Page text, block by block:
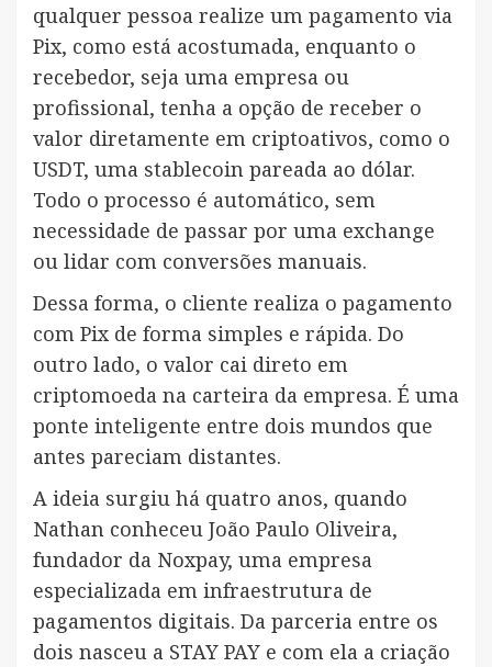
qualquer pessoa realize um pagamento via
Pix, como está acostumada, enquanto o
recebedor, seja uma empresa ou
profissional, tenha a opção de receber o
valor diretamente em criptoativos, como o
USDT, uma stablecoin pareada ao dólar.
Todo o processo é automático, sem
necessidade de passar por uma exchange
ou lidar com conversões manuais.
Dessa forma, o cliente realiza o pagamento
com Pix de forma simples e rápida. Do
outro lado, o valor cai direto em
criptomoeda na carteira da empresa. É uma
ponte inteligente entre dois mundos que
antes pareciam distantes.
A ideia surgiu há quatro anos, quando
Nathan conheceu João Paulo Oliveira,
fundador da Noxpay, uma empresa
especializada em infraestrutura de
pagamentos digitais. Da parceria entre os
dois nasceu a STAY PAY e com ela a criação